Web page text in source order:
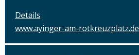
Details
www.ayinger-am-rotkreuzplatz.de